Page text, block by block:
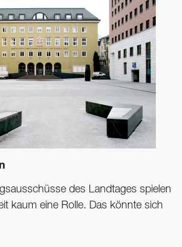
des Landtages spielen
kaum eine Rolle. Das könnte sich